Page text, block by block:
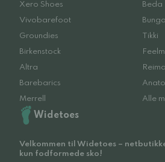
Xero Shoes
Beda
Vivobarefoot
Groundies
Tikki
Birkenstock
Altra
Reima
Barebarics
Merrell
Alle
Widetoes
Velkommen til Widetoes –
kun fodformede sko!